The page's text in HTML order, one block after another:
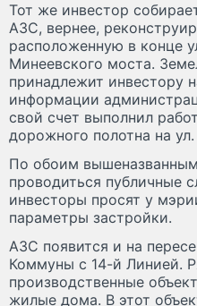
Тот же инвестор
АЗС, вернее,
расположенную в конце
Минеевского моста.
принадлежит инвестору
информации
свой счет выполнил
дорожного полотна на
По обоим
проводиться публичные
инвесторы просят у
параметры застройки.
АЗС появится и на
Коммуны с 14-й Линией.
производственные
жилые дома. В этот